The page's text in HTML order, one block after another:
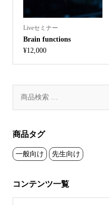
Liveセミナー
Brain functions
¥12,000
商品タグ
一般向け 先生向け
コンテンツ一覧